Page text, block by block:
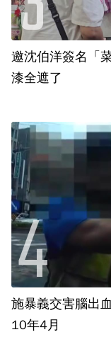
邀沈伯洋簽名「
漆全遮了
施暴義交害腦出
10年4月